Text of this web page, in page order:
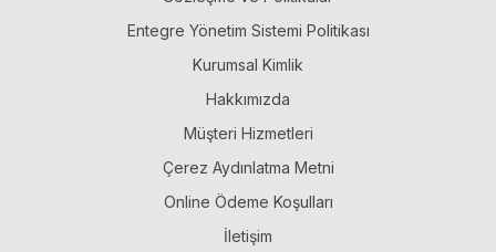
Entegre Yönetim Sistemi Politikası
Kurumsal Kimlik
Hakkımızda
Müşteri Hizmetleri
Çerez Aydınlatma Metni
Online Ödeme Koşulları
İletişim